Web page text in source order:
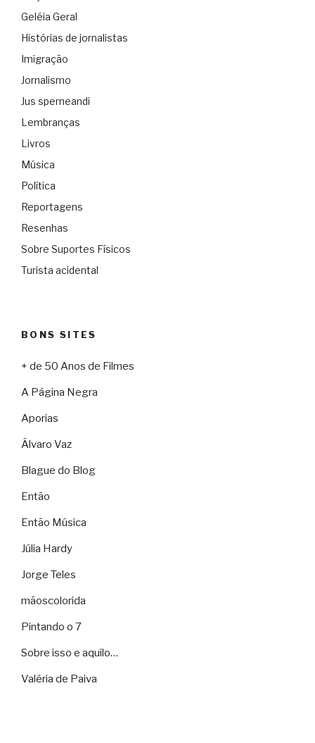
Geléia Geral
Histórias de jornalistas
Imigração
Jornalismo
Jus sperneandi
Lembranças
Livros
Música
Política
Reportagens
Resenhas
Sobre Suportes Físicos
Turista acidental
BONS SITES
+ de 50 Anos de Filmes
A Página Negra
Aporias
Álvaro Vaz
Blague do Blog
Então
Então Música
Júlia Hardy
Jorge Teles
mãoscolorida
Pintando o 7
Sobre isso e aquilo…
Valéria de Paiva